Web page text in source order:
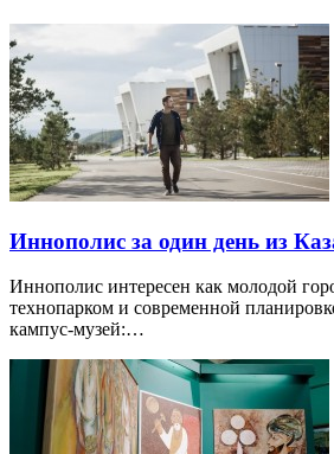
Иннополис за один день из
Иннополис интересен как молодой
технопарком и современной
кампус-музей:…